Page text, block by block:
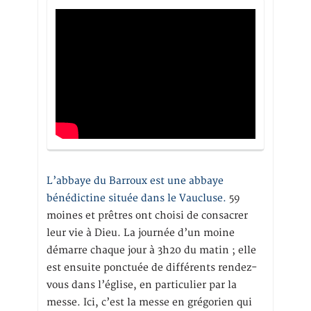
L’abbaye du Barroux est une abbaye
bénédictine située dans le Vaucluse. 59
moines et prêtres ont choisi de consacrer
leur vie à Dieu. La journée d’un moine
démarre chaque jour à 3h20 du matin ; elle
est ensuite ponctuée de différents rendez-
vous dans l’église, en particulier par la
messe. Ici, c’est la messe en grégorien qui